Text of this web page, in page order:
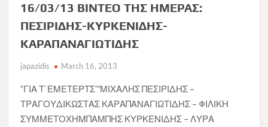
16/03/13 ΒΙΝΤΕΟ ΤΗΣ ΗΜΕΡΑΣ:
ΠΕΣΙΡΙΔΗΣ-ΚΥΡΚΕΝΙΔΗΣ-
ΚΑΡΑΠΑΝΑΓΙΩΤΙΔΗΣ
japazidis March 16, 2013
“ΓΙΑ Τ΄ΕΜΕΤΕΡΤΣ’”ΜΙΧΑΛΗΣ ΠΕΣΙΡΙΔΗΣ –
ΤΡΑΓΟΥΔΙΚΩΣΤΑΣ ΚΑΡΑΠΑΝΑΓΙΩΤΙΔΗΣ – ΦΙΛΙΚΗ
ΣΥΜΜΕΤΟΧΗΜΠΑΜΠΗΣ ΚΥΡΚΕΝΙΔΗΣ – ΛΥΡΑ